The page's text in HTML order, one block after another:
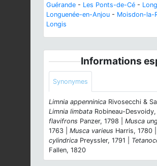
Guérande - Les Ponts-de-Cé -
Longuenée-en-Anjou - Moisdon-la-
Longis
Informations
Synonymes
Limnia appenninica Rivosecchi &
Limnia limbata Robineau-Desvoidy,
flavifrons Panzer, 1798 | Musca
1763 | Musca varieus Harris, 1780 |
cylindrica Preyssler, 1791 |
Fallen, 1820